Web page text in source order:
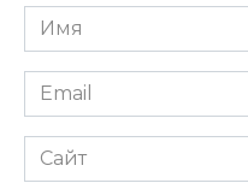
Имя
*
Email
*
Сайт